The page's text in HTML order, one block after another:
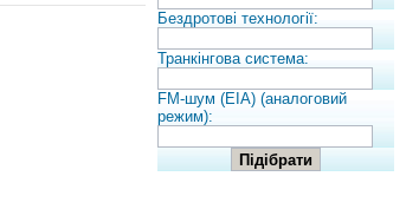
Бездротові технології:
Транкінгова система:
FM-шум (EIA) (аналоговий
режим):